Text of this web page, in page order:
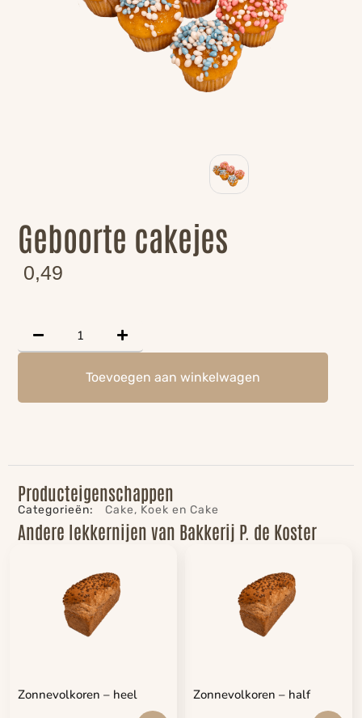
Geboorte cakejes
0,49
Toevoegen aan winkelwagen
Producteigenschappen
Categorieën: Cake, Koek en Cake
Andere lekkernijen van Bakkerij P. de Koster
Zonnevolkoren – heel Zonnevolkoren – half